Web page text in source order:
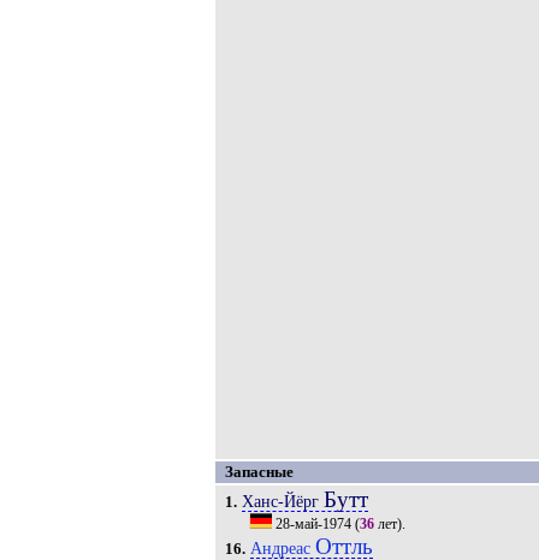
Запасные
1. Ханс-Йёрг Бутт
28-май-1974(36лет).
16. Андреас Оттль